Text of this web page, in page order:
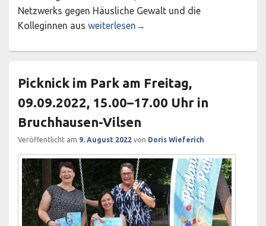
Netzwerks gegen Häusliche Gewalt und die
Kolleginnen aus Picknick im Park am Mittwoch,
weiterlesen →
Picknick im Park am Freitag,
09.09.2022, 15.00–17.00 Uhr in
Bruchhausen-Vilsen
Veröffentlicht am 9. August 2022 von Doris Wieferich